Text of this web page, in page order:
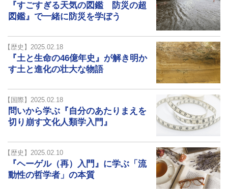
『すごすぎる天気の図鑑 防災の超
図鑑』で一緒に防災を学ぼう
【歴史】2025.02.18
『土と生命の46億年史』が解き明か
す土と進化の壮大な物語
【国際】2025.02.18
問いから学ぶ『自分のあたりまえを
切り崩す文化人類学入門』
【歴史】2025.02.10
『ヘーゲル（再）入門』に学ぶ「流
動性の哲学者」の本質